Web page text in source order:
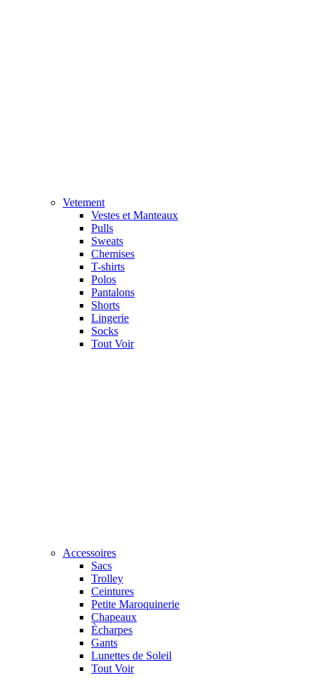
Vetement
Vestes et Manteaux
Pulls
Sweats
Chemises
T-shirts
Polos
Pantalons
Shorts
Lingerie
Socks
Tout Voir
Accessoires
Sacs
Trolley
Ceintures
Petite Maroquinerie
Chapeaux
Ècharpes
Gants
Lunettes de Soleil
Tout Voir